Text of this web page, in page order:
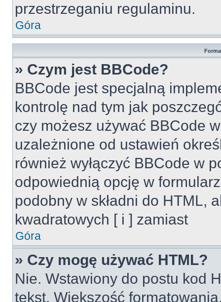
przestrzeganiu regulaminu.
Góra
» Czym jest BBCode?
BBCode jest specjalną
kontrolę nad tym jak
czy możesz używać BBCode
uzależnione od ustawień
również wyłączyć BBCode w
odpowiednią opcję w
podobny w składni do HTML,
kwadratowych [ i ] zamiast
Góra
» Czy mogę używać HTML?
Nie. Wstawiony do postu kod
tekst. Większość